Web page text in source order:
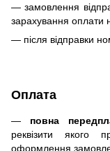
— замовлення
зарахування оплати
— після відправки
Оплата
— повна
реквізити якого
оформлення